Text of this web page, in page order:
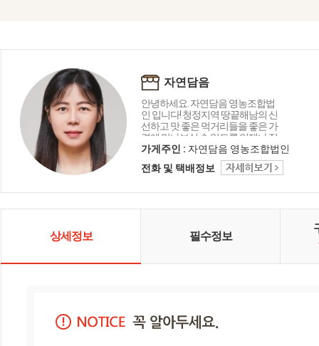
자연담음
안녕하세요. 자연담음 영농조합법
인 입니다! 청정지역 땅끝해남의 신
선하고 맛 좋은 먹거리들을 좋은 가
격에 만나보실 수 있도록 언제나 정
직하게 운영하겠습니다!
가게주인 : 자연담음 영농조합법인
전화 및 택배정보
상세정보 필수정보